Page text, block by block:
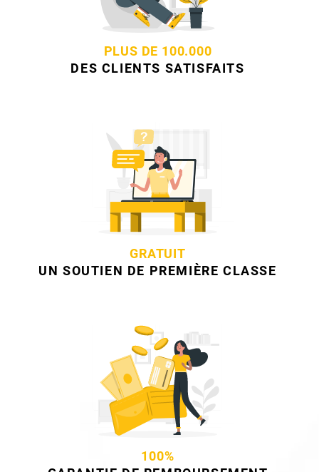
PLUS DE 100.000
DES CLIENTS SATISFAITS
GRATUIT
UN SOUTIEN DE PREMIÈRE CLASSE
100%